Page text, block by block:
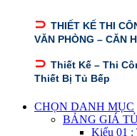
⊃ THIẾT KẾ THI
VĂN PHÒNG – CĂN
⊃ Thiết Kế – Thi
Thiết Bị Tủ Bếp
CHỌN DANH MỤC
BẢNG GIÁ
Kiểu 01 :